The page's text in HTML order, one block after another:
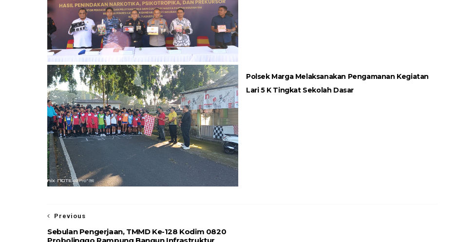
Polsek Marga Melaksanakan Pengamanan Kegiatan
Lari 5 K Tingkat Sekolah Dasar
Previous
Sebulan Pengerjaan, TMMD Ke-128 Kodim 0820